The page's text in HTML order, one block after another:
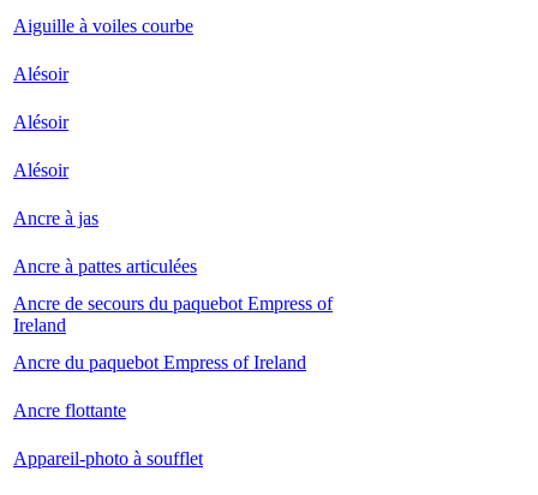
Aiguille à voiles courbe
Alésoir
Alésoir
Alésoir
Ancre à jas
Ancre à pattes articulées
Ancre de secours du paquebot Empress of
Ireland
Ancre du paquebot Empress of Ireland
Ancre flottante
Appareil-photo à soufflet